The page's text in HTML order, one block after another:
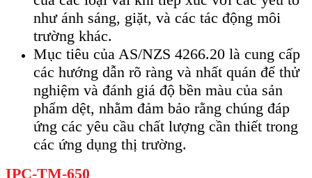
như ánh sáng, giặt, và các tác động môi
trường khác.
Mục tiêu của AS/NZS 4266.20 là cung cấp
các hướng dẫn rõ ràng và nhất quán để thử
nghiệm và đánh giá độ bền màu của sản
phẩm dệt, nhằm đảm bảo rằng chúng đáp
ứng các yêu cầu chất lượng cần thiết trong
các ứng dụng thị trường.
IPC-TM-650